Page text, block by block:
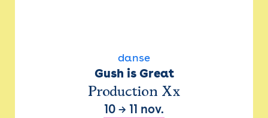
danse
Gush is Great
Production Xx
10 → 11 nov.